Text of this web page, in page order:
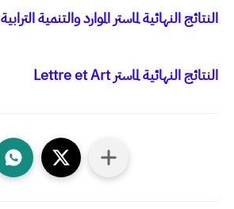
النتائج النهائية لماستر الموارد والتنمية الترابية
النتائج النهائية لماستر Lettre et Art